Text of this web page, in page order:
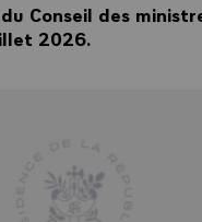
Conseil des
2026.